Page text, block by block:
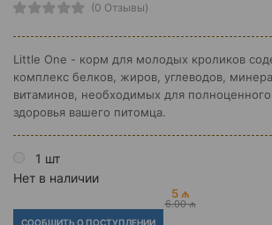
(0 Отзывы)
Little One - корм для молодых кроликов
комплекс белков, жиров, углеводов,
витаминов, необходимых для полноценного
здоровья вашего питомца.
1 шт
Нет в наличии
5 ₼
6.00 ₼
СООБЩИТЬ О ПОСТУПЛЕНИИ